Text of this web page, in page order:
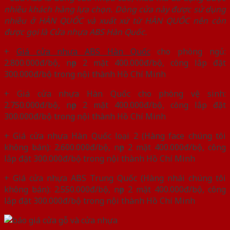
nhiều khách hàng lựa chọn. Dòng cửa này được sử dụng
nhiều ở HÀN QUỐC và xuất xứ từ HÀN QUỐC nên còn
được gọi là Cửa nhựa ABS Hàn Quốc.
+ Giá cửa nhựa ABS Hàn Quốccho phòng ngủ:
2.800.000đ/bộ, nẹp 2 mặt 400.000đ/bộ, công lắp đặt
300.000đ/bộ trong nội thành Hồ Chí Minh
+ Giá cửa nhựa Hàn Quốc cho phòng vệ sinh:
2.750.000đ/bộ, nẹp 2 mặt 400.000đ/bộ, công lắp đặt
300.000đ/bộ trong nội thành Hồ Chí Minh
+ Giá cửa nhựa Hàn Quốc loại 2 (Hàng face chúng tôi
không bán): 2.600.000đ/bộ, nẹp 2 mặt 400.000đ/bộ, công
lắp đặt 300.000đ/bộ trong nội thành Hồ Chí Minh
+ Giá cửa nhựa ABS Trung Quốc (Hàng nhái chúng tôi
không bán): 2.550.000đ/bộ, nẹp 2 mặt 400.000đ/bộ, công
lắp đặt 300.000đ/bộ trong nội thành Hồ Chí Minh